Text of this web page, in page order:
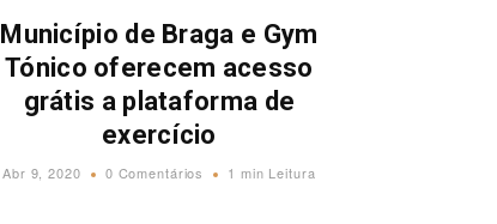
Município de Braga e Gym
Tónico oferecem acesso
grátis a plataforma de
exercício
Abr 9, 2020 0 Comentários 1 min Leitura